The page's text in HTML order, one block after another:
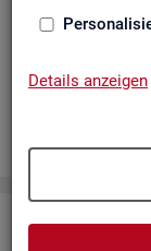
Details anzeigen